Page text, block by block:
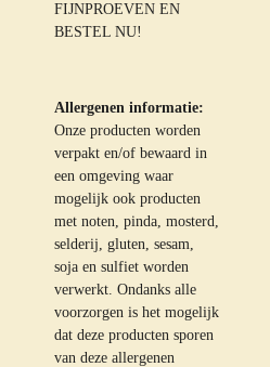
FIJNPROEVEN EN
BESTEL NU!
Allergenen informatie:
Onze producten worden
verpakt en/of bewaard in
een omgeving waar
mogelijk ook producten
met noten, pinda, mosterd,
selderij, gluten, sesam,
soja en sulfiet worden
verwerkt. Ondanks alle
voorzorgen is het mogelijk
dat deze producten sporen
van deze allergenen